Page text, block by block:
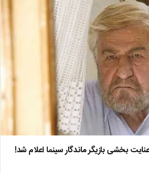
بخشی بازیگر ماندگار سینما اعلام شد!